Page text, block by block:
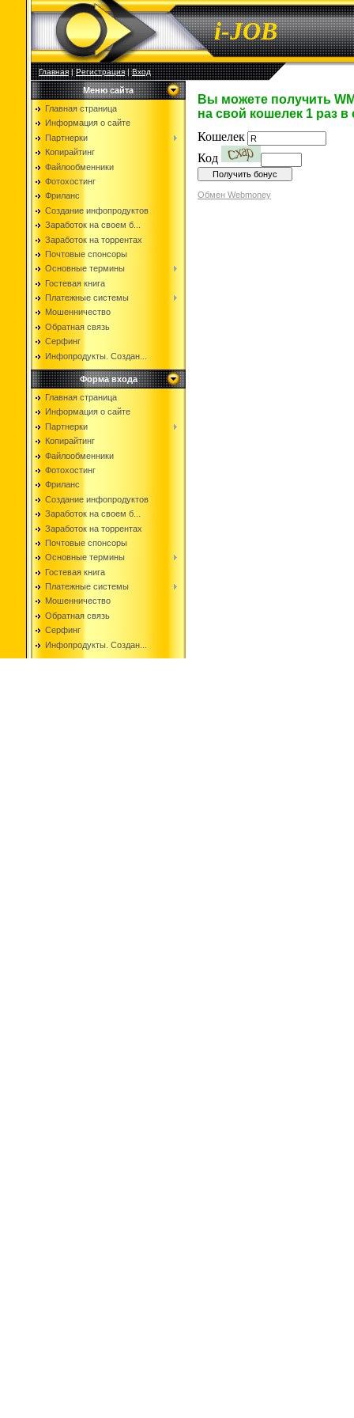
i-JOB
Главная|Регистрация|Вход
Меню сайта
Главная страница
Информация о сайте
Партнерки
Копирайтинг
Файлообменники
Фотохостинг
Фриланс
Создание инфопродуктов
Заработок на своем б...
Заработок на торрентах
Почтовые спонсоры
Основные термины
Гостевая книга
Платежные системы
Мошенничество
Обратная связь
Серфинг
Инфопродукты. Создан...
Форма входа
Главная страница
Информация о сайте
Партнерки
Копирайтинг
Файлообменники
Фотохостинг
Фриланс
Создание инфопродуктов
Заработок на своем б...
Заработок на торрентах
Почтовые спонсоры
Основные термины
Гостевая книга
Платежные системы
Мошенничество
Обратная связь
Серфинг
Инфопродукты. Создан...
Вы можете получить
на свой кошелек 1 раз в
Кошелек
Код
Обмен Webmoney